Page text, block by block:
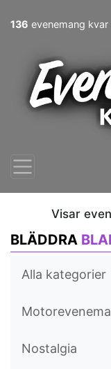
136 evenemang
Visar
BLÄDDRA
Alla kategorier
Nostalgia